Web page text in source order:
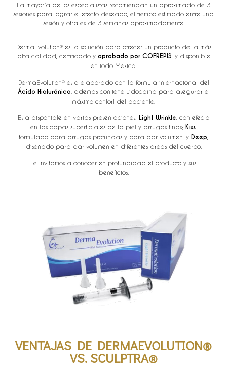
La mayoría de los especialistas recomiendan un aproximado de 3
sesiones para lograr el efecto deseado, el tiempo estimado entre una
sesión y otra es de 3 semanas aproximadamente.
DermaEvolution® es la solución para ofrecer un producto de la más
alta calidad, certificado y aprobado por COFREPIS , y disponible
en todo México.
DermaEvolution® está elaborado con la fórmula internacional del
Ácido Hialurónico , además contiene Lidocaína para asegurar el
máximo confort del paciente.
Está disponible en varias presentaciones: Light Wrinkle , con efecto
en las capas superficiales de la piel y arrugas finas; Kiss
formulado para arrugas profundas y para dar volumen, y Deep
diseñado para dar volumen en diferentes áreas del cuerpo.
Te invitamos a conocer en profundidad el producto y sus
beneficios.
VENTAJAS DE DERMAEVOLUTION®
VS. SCULPTRA®